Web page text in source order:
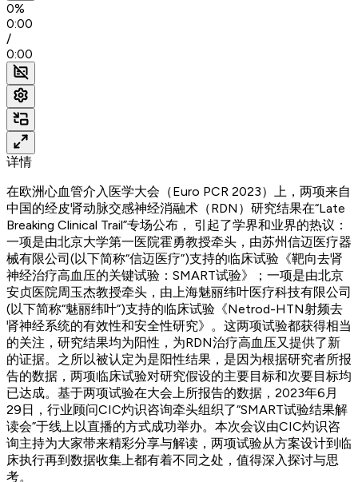
0%
0:00
/
0:00
详情
在欧洲心血管介入医学大会（Euro PCR 2023）上，两项来自
中国的经皮肾动脉交感神经消融术（RDN）研究结果在“Late
Breaking Clinical Trail”专场公布， 引起了学界和业界的热议：
一项是由北京大学第一医院霍勇教授牵头，由苏州信迈医疗器
械有限公司(以下简称“信迈医疗”)支持的临床试验《靶向去肾
神经治疗高血压的关键试验：SMART试验》；一项是由北京
安贞医院周玉杰教授牵头，由上海魅丽纬叶医疗科技有限公司
(以下简称“魅丽纬叶”)支持的临床试验《Netrod-HTN射频去
肾神经系统的有效性和安全性研究》。这两项试验都获得相当
的关注，研究结果均为阳性，为RDN治疗高血压又提供了新
的证据。之所以被认定为是阳性结果，是因为根据研究者所报
告的数据，两项临床试验对研究假设的主要目标和次要目标均
已达成。基于两项试验在大会上所报告的数据，2023年6月
29日，行业顾问CIC灼识咨询牵头组织了“SMART试验结果解
读会”于线上以直播的方式成功举办。本次会议由CIC灼识咨
询主持为大家带来精彩分享与解读，两项试验从方案设计到临
床执行再到数据收集上都有着不同之处，值得深入探讨与思
考。